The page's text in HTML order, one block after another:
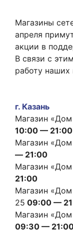
Магазины
апреля
акции в
В связи с
работу наших
г. Казань
Магазин «Дом
10:00 — 21:00
Магазин «Дом
— 21:00
Магазин
21:00
Магазин «Дом
25 09:00 —
Магазин
09:30 —